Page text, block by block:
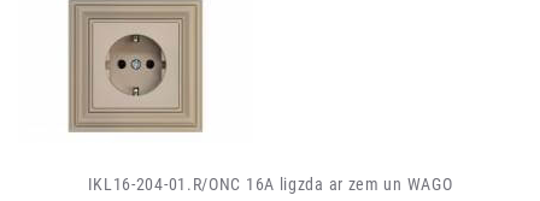
IKL16-204-01.R/ONC 16A ligzda ar zem un WAGO